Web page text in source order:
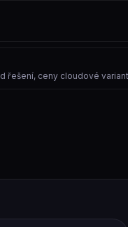
řešení, ceny cloudové